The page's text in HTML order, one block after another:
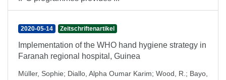
2020-05-14 Zeitschriftenartikel
Implementation of the WHO hand hygiene strategy in
Faranah regional hospital, Guinea
Müller, Sophie; Diallo, Alpha Oumar Karim; Wood, R. ; Bayo,